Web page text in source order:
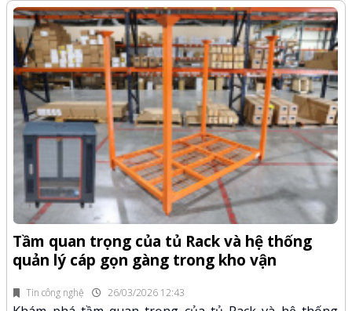
Tin công nghệ 26/03/2026 12:43
Tầm quan trọng của tủ Rack và hệ thống
quản lý cáp gọn gàng trong kho vận